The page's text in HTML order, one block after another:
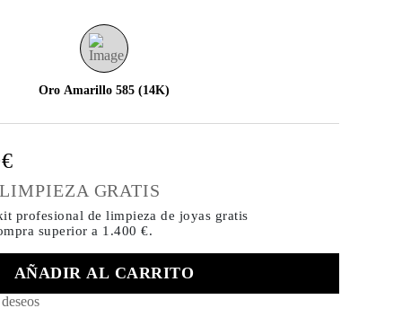
Oro Amarillo 585 (14K)
GRATIS
profesional de limpieza de joyas gratis
superior a 1.400 €.
AÑADIR AL CARRITO